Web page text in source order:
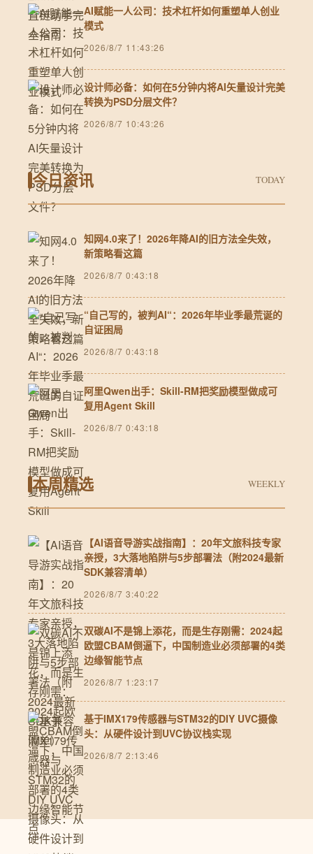
AI赋能一人公司：技术杠杆如何重塑单人创业
模式
2026/8/7 11:43:26
设计师必备：如何在5分钟内将AI矢量设计完美
转换为PSD分层文件？
2026/8/7 10:43:26
今日资讯 TODAY
知网4.0来了！2026年降AI的旧方法全失效，
新策略看这篇
2026/8/7 0:43:18
“自己写的，被判AI“：2026年毕业季最荒诞的
自证困局
2026/8/7 0:43:18
阿里Qwen出手：Skill-RM把奖励模型做成可
复用Agent Skill
2026/8/7 0:43:18
本周精选 WEEKLY
【AI语音导游实战指南】：20年文旅科技专家
亲授，3大落地陷阱与5步部署法（附2024最新
SDK兼容清单）
2026/8/7 3:40:22
双碳AI不是锦上添花，而是生存刚需：2024起
欧盟CBAM倒逼下，中国制造业必须部署的4类
边缘智能节点
2026/8/7 1:23:17
基于IMX179传感器与STM32的DIY UVC摄像
头：从硬件设计到UVC协议栈实现
2026/8/7 2:13:46